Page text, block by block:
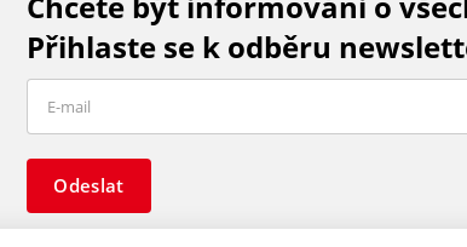
Přihlaste se k odběru
Odeslat